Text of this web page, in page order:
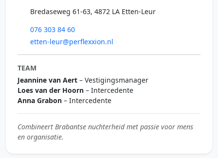
Bredaseweg 61-63, 4872 LA Etten-Leur
076 303 84 60
etten-leur@perflexxion.nl
TEAM
Jeannine van Aert – Vestigingsmanager
Loes van der Hoorn – Intercedente
Anna Grabon – Intercedente
Combineert Brabantse nuchterheid met passie voor mens
en organisatie.